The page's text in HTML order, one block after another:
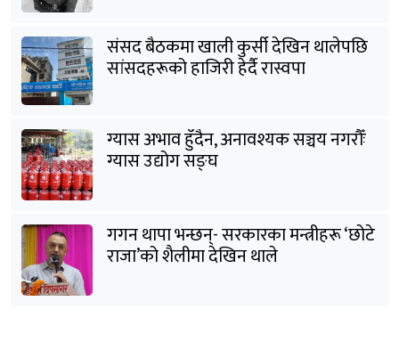
संसद बैठकमा खाली कुर्सी देखिन थालेपछि
सांसदहरूको हाजिरी हेर्दै रास्वपा
ग्यास अभाव हुँदैन, अनावश्यक सञ्चय नगरौँः
ग्यास उद्योग सङ्घ
गगन थापा भन्छन्- सरकारका मन्त्रीहरू ‘छोटे
राजा’को शैलीमा देखिन थाले